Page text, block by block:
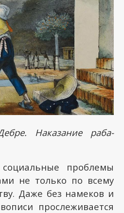
Наказание раба-
проблемы
не только по всему
Даже без намеков и
прослеживается